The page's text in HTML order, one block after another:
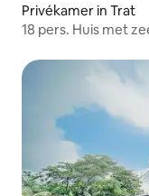
Privékamer in Trat
18 pers. Huis met